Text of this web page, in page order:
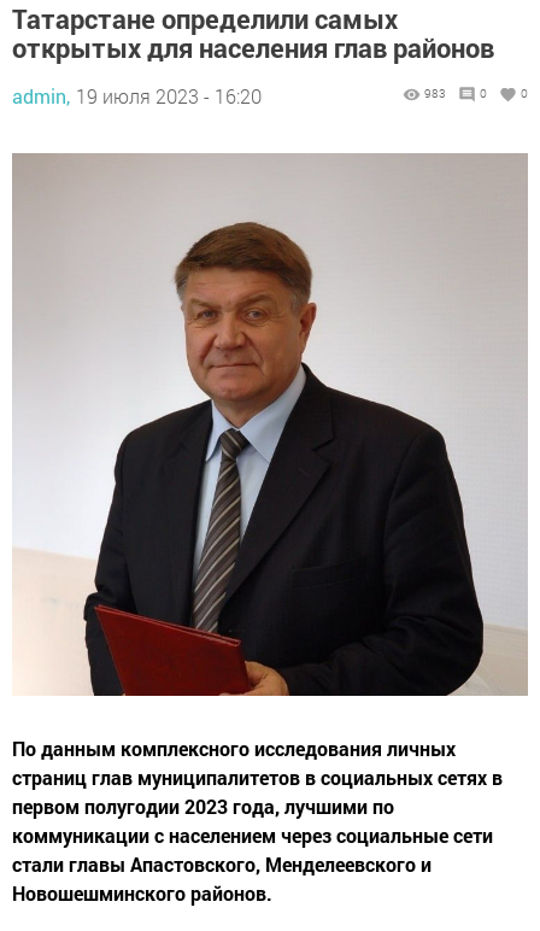
Татарстане определили самых
открытых для населения глав районов
admin, 19 июля 2023 - 16:20 983 0 0
По данным комплексного исследования личных
страниц глав муниципалитетов в социальных сетях в
первом полугодии 2023 года, лучшими по
коммуникации с населением через социальные сети
стали главы Апастовского, Менделеевского и
Новошешминского районов.